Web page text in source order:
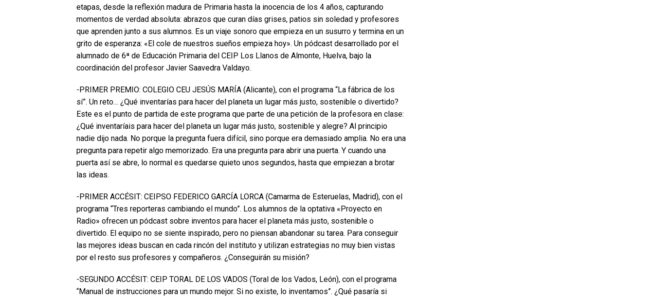
etapas, desde la reflexión madura de Primaria hasta la inocencia de los 4 años, capturando
momentos de verdad absoluta: abrazos que curan días grises, patios sin soledad y profesores
que aprenden junto a sus alumnos. Es un viaje sonoro que empieza en un susurro y termina en un
grito de esperanza: «El cole de nuestros sueños empieza hoy». Un pódcast desarrollado por el
alumnado de 6ª de Educación Primaria del CEIP Los Llanos de Almonte, Huelva, bajo la
coordinación del profesor Javier Saavedra Valdayo.
-PRIMER PREMIO: COLEGIO CEU JESÚS MARÍA (Alicante), con el programa “La fábrica de los
sí”. Un reto… ¿Qué inventarías para hacer del planeta un lugar más justo, sostenible o divertido?
Este es el punto de partida de este programa que parte de una petición de la profesora en clase:
¿Qué inventaríais para hacer del planeta un lugar más justo, sostenible y alegre? Al principio
nadie dijo nada. No porque la pregunta fuera difícil, sino porque era demasiado amplia. No era una
pregunta para repetir algo memorizado. Era una pregunta para abrir una puerta. Y cuando una
puerta así se abre, lo normal es quedarse quieto unos segundos, hasta que empiezan a brotar
las ideas.
-PRIMER ACCÉSIT: CEIPSO FEDERICO GARCÍA LORCA (Camarma de Esteruelas, Madrid), con el
programa “Tres reporteras cambiando el mundo”. Los alumnos de la optativa «Proyecto en
Radio» ofrecen un pódcast sobre inventos para hacer el planeta más justo, sostenible o
divertido. El equipo no se siente inspirado, pero no piensan abandonar su tarea. Para conseguir
las mejores ideas buscan en cada rincón del instituto y utilizan estrategias no muy bien vistas
por el resto sus profesores y compañeros. ¿Conseguirán su misión?
-SEGUNDO ACCÉSIT: CEIP TORAL DE LOS VADOS (Toral de los Vados, León), con el programa
“Manual de instrucciones para un mundo mejor. Si no existe, lo inventamos”. ¿Qué pasaría si